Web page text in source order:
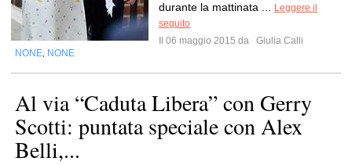
durante la mattinata ...
Leggere il
seguito
Il 06 maggio 2015 da
Giulia Calli
NONE NONE
Al via “Caduta Libera” con Gerry
Scotti: puntata speciale con Alex
Belli,...